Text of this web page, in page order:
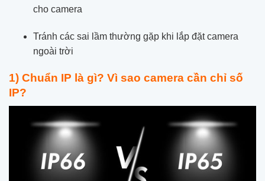
cho camera
Tránh các sai lầm thường gặp khi lắp đặt camera
ngoài trời
1) Chuẩn IP là gì? Vì sao camera cần chỉ số
IP?